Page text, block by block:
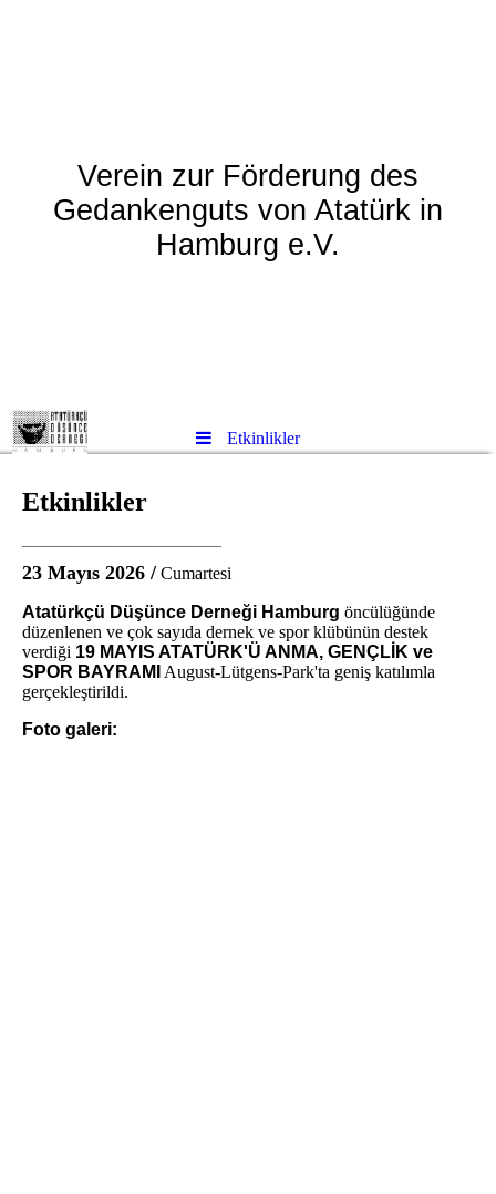
Verein zur Förderung des
Gedankenguts von Atatürk in
Hamburg e.V.
Etkinlikler
Etkinlikler
23 Mayıs 2026 / Cumartesi
Atatürkçü Düşünce Derneği Hamburg öncülüğünde
düzenlenen ve çok sayıda dernek ve spor klübünün destek
verdiği 19 MAYIS ATATÜRK'Ü ANMA, GENÇLİK ve
SPOR BAYRAMI August-Lütgens-Park'ta geniş katılımla
gerçekleştirildi.
Foto galeri: